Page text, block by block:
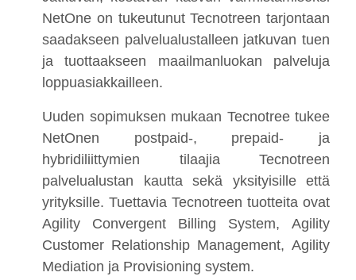
NetOne on tukeutunut Tecnotreen tarjontaan
saadakseen palvelualustalleen jatkuvan tuen
ja tuottaakseen maailmanluokan palveluja
loppuasiakkailleen.
Uuden sopimuksen mukaan Tecnotree tukee
NetOnen postpaid-, prepaid- ja
hybridiliittymien tilaajia Tecnotreen
palvelualustan kautta sekä yksityisille että
yrityksille. Tuettavia Tecnotreen tuotteita ovat
Agility Convergent Billing System, Agility
Customer Relationship Management, Agility
Mediation ja Provisioning system.